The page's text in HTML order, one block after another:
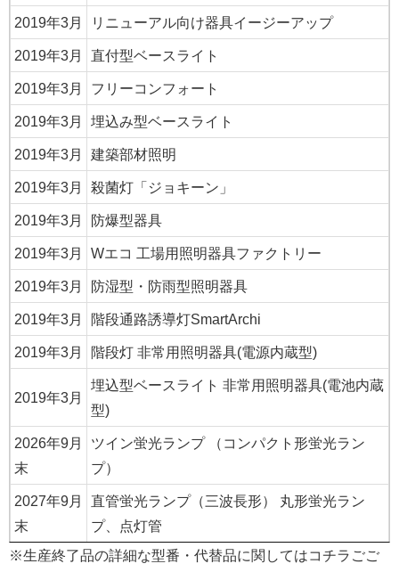
2019年3月 リニューアル向け器具イージーアップ
2019年3月 直付型ベースライト
2019年3月 フリーコンフォート
2019年3月 埋込み型ベースライト
2019年3月 建築部材照明
2019年3月 殺菌灯「ジョキーン」
2019年3月 防爆型器具
2019年3月 Wエコ 工場用照明器具ファクトリー
2019年3月 防湿型・防雨型照明器具
2019年3月 階段通路誘導灯SmartArchi
2019年3月 階段灯 非常用照明器具(電源内蔵型)
2019年3月
埋込型ベースライト 非常用照明器具(電池内蔵
型)
2026年9月
末
ツイン蛍光ランプ （コンパクト形蛍光ラン
プ）
2027年9月
末
直管蛍光ランプ（三波長形） 丸形蛍光ラン
プ、点灯管
※生産終了品の詳細な型番・代替品に関してはコチラごご